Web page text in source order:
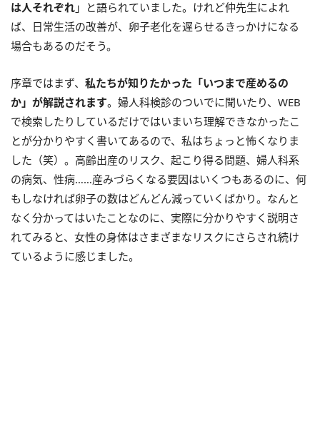
は人それぞれ 」と語られていました。けれど仲先生によれ
ば、日常生活の改善が、卵子老化を遅らせるきっかけになる
場合もあるのだそう。
序章ではまず、 私たちが知りたかった「いつまで産めるの
か」が解説されます。婦人科検診のついでに聞いたり、WEB
で検索したりしているだけではいまいち理解できなかったこ
とが分かりやすく書いてあるので、私はちょっと怖くなりま
した（笑）。高齢出産のリスク、起こり得る問題、婦人科系
の病気、性病……産みづらくなる要因はいくつもあるのに、何
もしなければ卵子の数はどんどん減っていくばかり。なんと
なく分かってはいたことなのに、実際に分かりやすく説明さ
れてみると、女性の身体はさまざまなリスクにさらされ続け
ているように感じました。